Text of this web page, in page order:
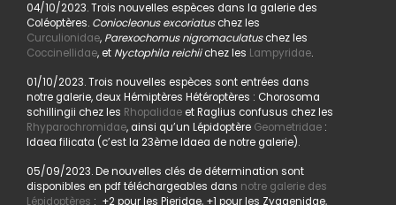
04/10/2023. Trois nouvelles espèces dans la galerie des
Coléoptères. Coniocleonus excoriatuschez les
Curculionidae, Parexochomus nigromaculatuschez les
Coccinellidae, et Nyctophila reichiichez les Lampyridae.
01/10/2023. Trois nouvelles espèces sont entrées dans
notre galerie, deux Hémiptères Hétéroptères : Chorosoma
schillingii chez les Rhopalidaeet Raglius confusus chez les
Rhyparochromidae, ainsi qu’un Lépidoptère Geometridae:
Idaea filicata (c’est la 23ème Idaea de notre galerie).
05/09/2023. De nouvelles clés de détermination sont
disponibles en pdf téléchargeables dans notre galerie des
Lépidoptères : +2 pour les Pieridae, +1 pour les Zygaenidae,